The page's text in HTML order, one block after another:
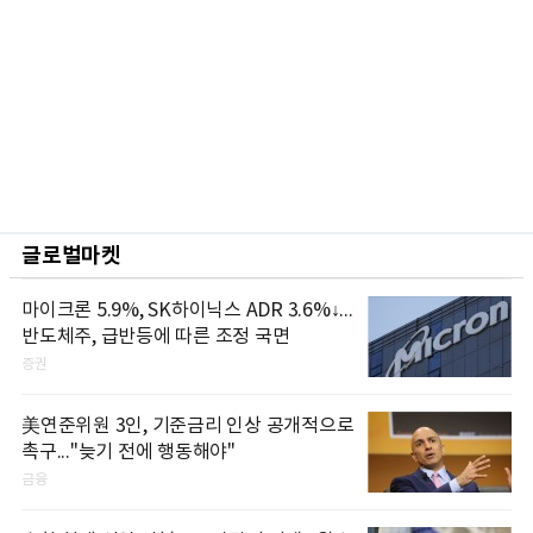
글로벌마켓
마이크론 5.9%, SK하이닉스 ADR 3.6%↓...
반도체주, 급반등에 따른 조정 국면
증권
美연준위원 3인, 기준금리 인상 공개적으로
촉구..."늦기 전에 행동해야"
금융